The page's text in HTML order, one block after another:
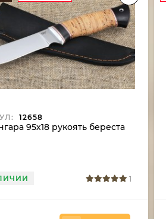
12658
95х18 рукоять береста
1